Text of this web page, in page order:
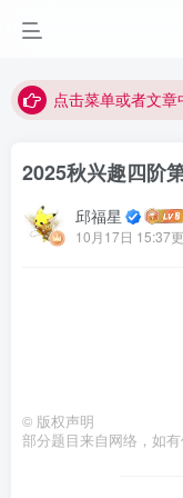
点击菜单或者文
视频无法观看的微
2025秋兴趣四阶
邱福星
10月17日 15:37
© 版权声明
部分题目来自网络，如